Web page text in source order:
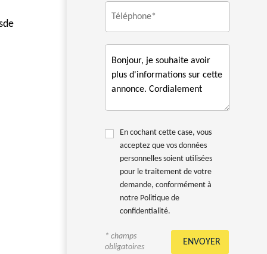
En cochant cette case, vous
acceptez que vos données
personnelles soient utilisées
pour le traitement de votre
demande, conformément à
notre Politique de
confidentialité.
* champs
obligatoires